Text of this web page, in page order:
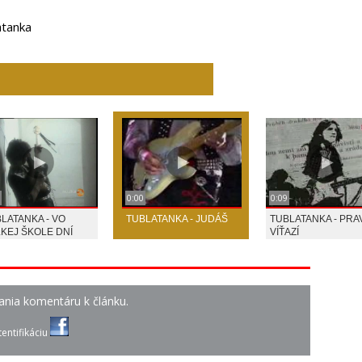
- VO
ŠKOLE DNÍ
0:00
TUBLATANKA - JUDÁŠ
0:09
TUBLATANKA -
VÍŤAZÍ
komentáru k článku.